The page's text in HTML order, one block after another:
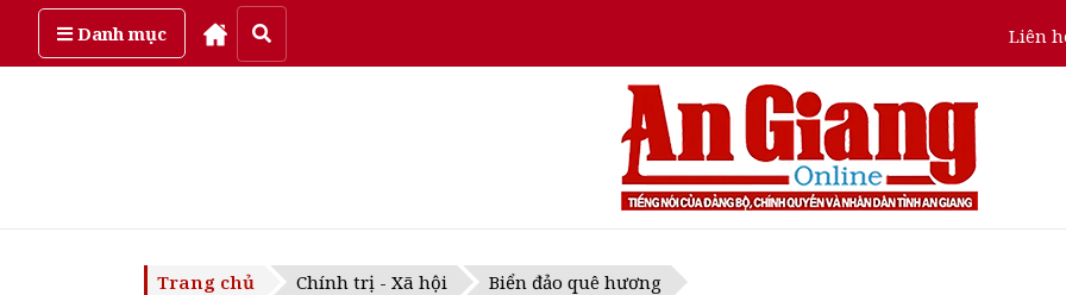
Danh mục Liên
Thứ năm, ngày 6/08/2026
Trang chủ Chính trị - Xã hội Biển đảo quê hương